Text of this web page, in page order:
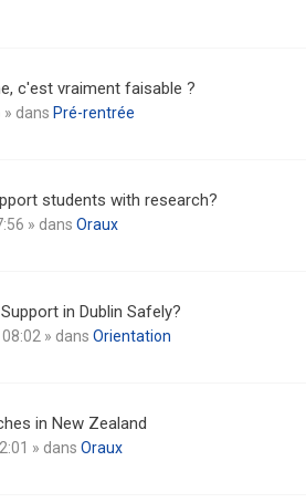
c'est vraiment faisable ?
» dans Pré-rentrée
students with research?
» dans Oraux
in Dublin Safely?
» dans Orientation
in New Zealand
» dans Oraux